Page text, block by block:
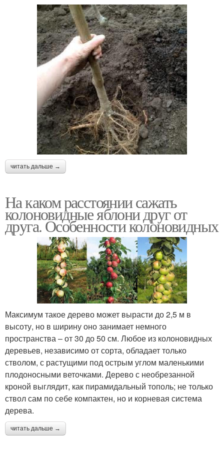
читать дальше →
На каком расстоянии сажать
колоновидные яблони друг от
друга. Особенности колоновидных
Максимум такое дерево может вырасти до 2,5 м в
высоту, но в ширину оно занимает немного
пространства – от 30 до 50 см. Любое из колоновидных
деревьев, независимо от сорта, обладает только
стволом, с растущими под острым углом маленькими
плодоносными веточками. Дерево с необрезанной
кроной выглядит, как пирамидальный тополь; не только
ствол сам по себе компактен, но и корневая система
дерева.
читать дальше →